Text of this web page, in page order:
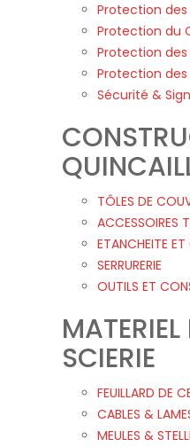
Protection des
Protection du
Protection des
Protection des
Sécurité &
TÔLES DE
ACCESSOIRES
ETANCHEITE ET
SERRURERIE
OUTILS ET
MATERIEL
SCIERIE
FEUILLARD DE
CABLES &
MEULES &